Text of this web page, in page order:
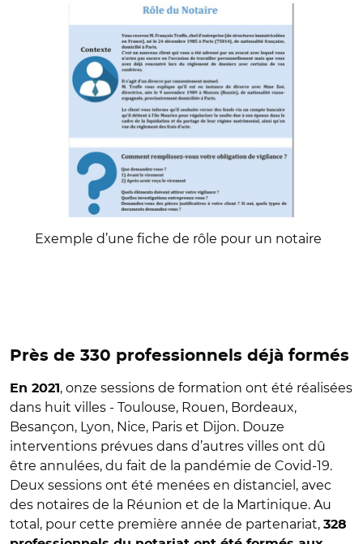
Exemple d’une fiche de rôle pour un notaire
Près de 330 professionnels déjà formés
En 2021 , onze sessions de formation ont été réalisées
dans huit villes - Toulouse, Rouen, Bordeaux,
Besançon, Lyon, Nice, Paris et Dijon. Douze
interventions prévues dans d’autres villes ont dû
être annulées, du fait de la pandémie de Covid-19.
Deux sessions ont été menées en distanciel, avec
des notaires de la Réunion et de la Martinique. Au
total, pour cette première année de partenariat, 328